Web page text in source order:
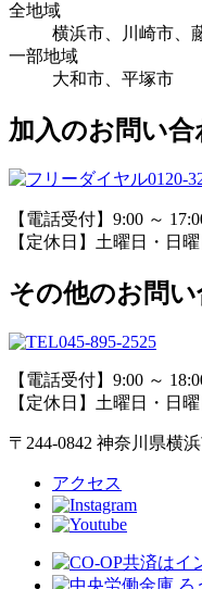
全地域
横浜市、川崎市、
一部地域
大和市、平塚市
加入のお問い合
0120-
【電話受付】9:00 ～
【定休日】土曜日・日曜
その他のお問
045-895-2525
【電話受付】9:00 ～
【定休日】土曜日・日曜
〒244-0842 神奈川県横
アクセス